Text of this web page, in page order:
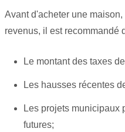
Avant d'acheter une
revenus, il est recommandé
Le montant des taxes
Les hausses récentes
Les projets municipaux
futures;